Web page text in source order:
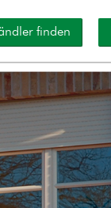
finden